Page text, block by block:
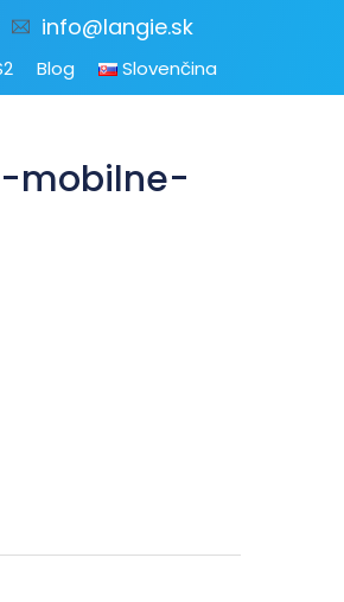
info@langie.sk
Blog Slovenčina
mobilne-